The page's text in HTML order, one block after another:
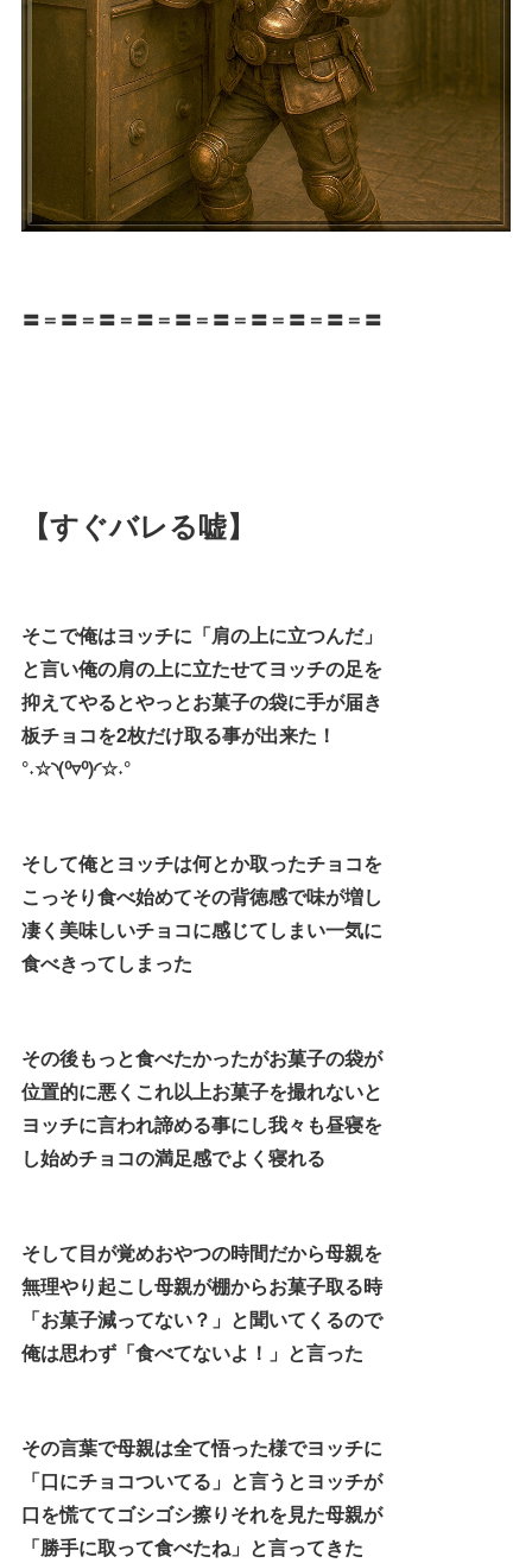
〓＝〓＝〓＝〓＝〓＝〓＝〓＝〓＝〓＝〓
【すぐバレる嘘】
そこで俺はヨッチに「肩の上に立つんだ」
と言い俺の肩の上に立たせてヨッチの足を
抑えてやるとやっとお菓子の袋に手が届き
板チョコを2枚だけ取る事が出来た！
°˖☆◝(⁰▿⁰)◜☆˖°
そして俺とヨッチは何とか取ったチョコを
こっそり食べ始めてその背徳感で味が増し
凄く美味しいチョコに感じてしまい一気に
食べきってしまった
その後もっと食べたかったがお菓子の袋が
位置的に悪くこれ以上お菓子を撮れないと
ヨッチに言われ諦める事にし我々も昼寝を
し始めチョコの満足感でよく寝れる
そして目が覚めおやつの時間だから母親を
無理やり起こし母親が棚からお菓子取る時
「お菓子減ってない？」と聞いてくるので
俺は思わず「食べてないよ！」と言った
その言葉で母親は全て悟った様でヨッチに
「口にチョコついてる」と言うとヨッチが
口を慌ててゴシゴシ擦りそれを見た母親が
「勝手に取って食べたね」と言ってきた